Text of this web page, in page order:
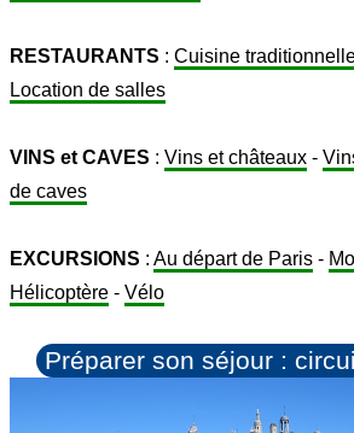
RESTAURANTS : Cuisine
Location de salles
VINS et CAVES : Vins et châteaux -
de caves
EXCURSIONS : Au départ de Paris -
Hélicoptère - Vélo
Préparer son séjour :